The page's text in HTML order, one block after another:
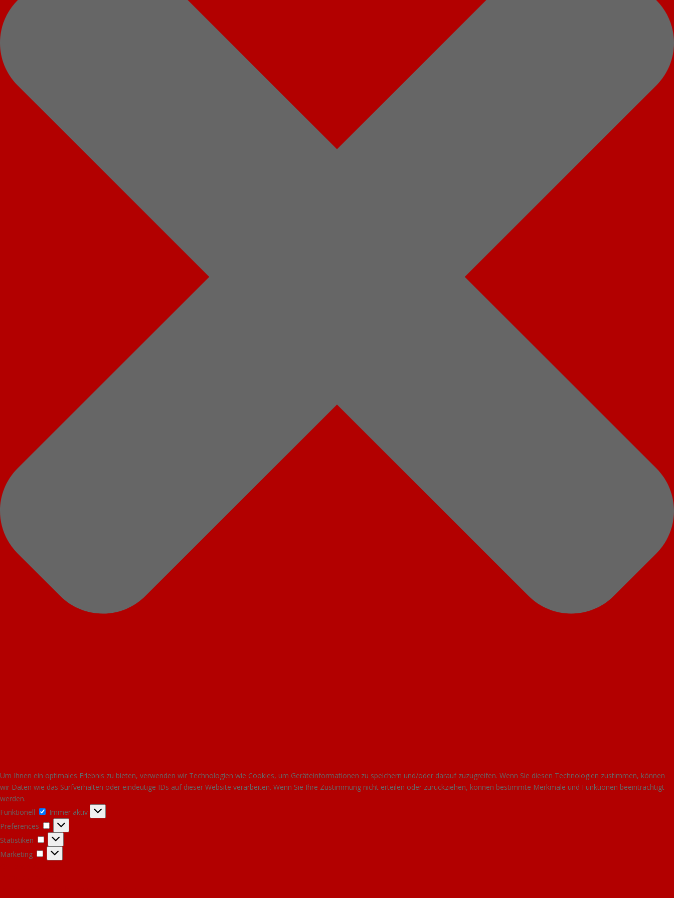
Um Ihnen ein optimales Erlebnis zu bieten, verwenden wir Technologien wie Cookies, um Geräteinformationen zu speichern und/oder darauf zuzugreifen. Wenn Sie diesen Technologien zustimmen, können
wir Daten wie das Surfverhalten oder eindeutige IDs auf dieser Website verarbeiten. Wenn Sie Ihre Zustimmung nicht erteilen oder zurückziehen, können bestimmte Merkmale und Funktionen beeinträchtigt
werden.
Funktionell
Funktionell
Immer aktiv
Preferences
Preferences
Statistiken
Statistiken
Marketing
Marketing